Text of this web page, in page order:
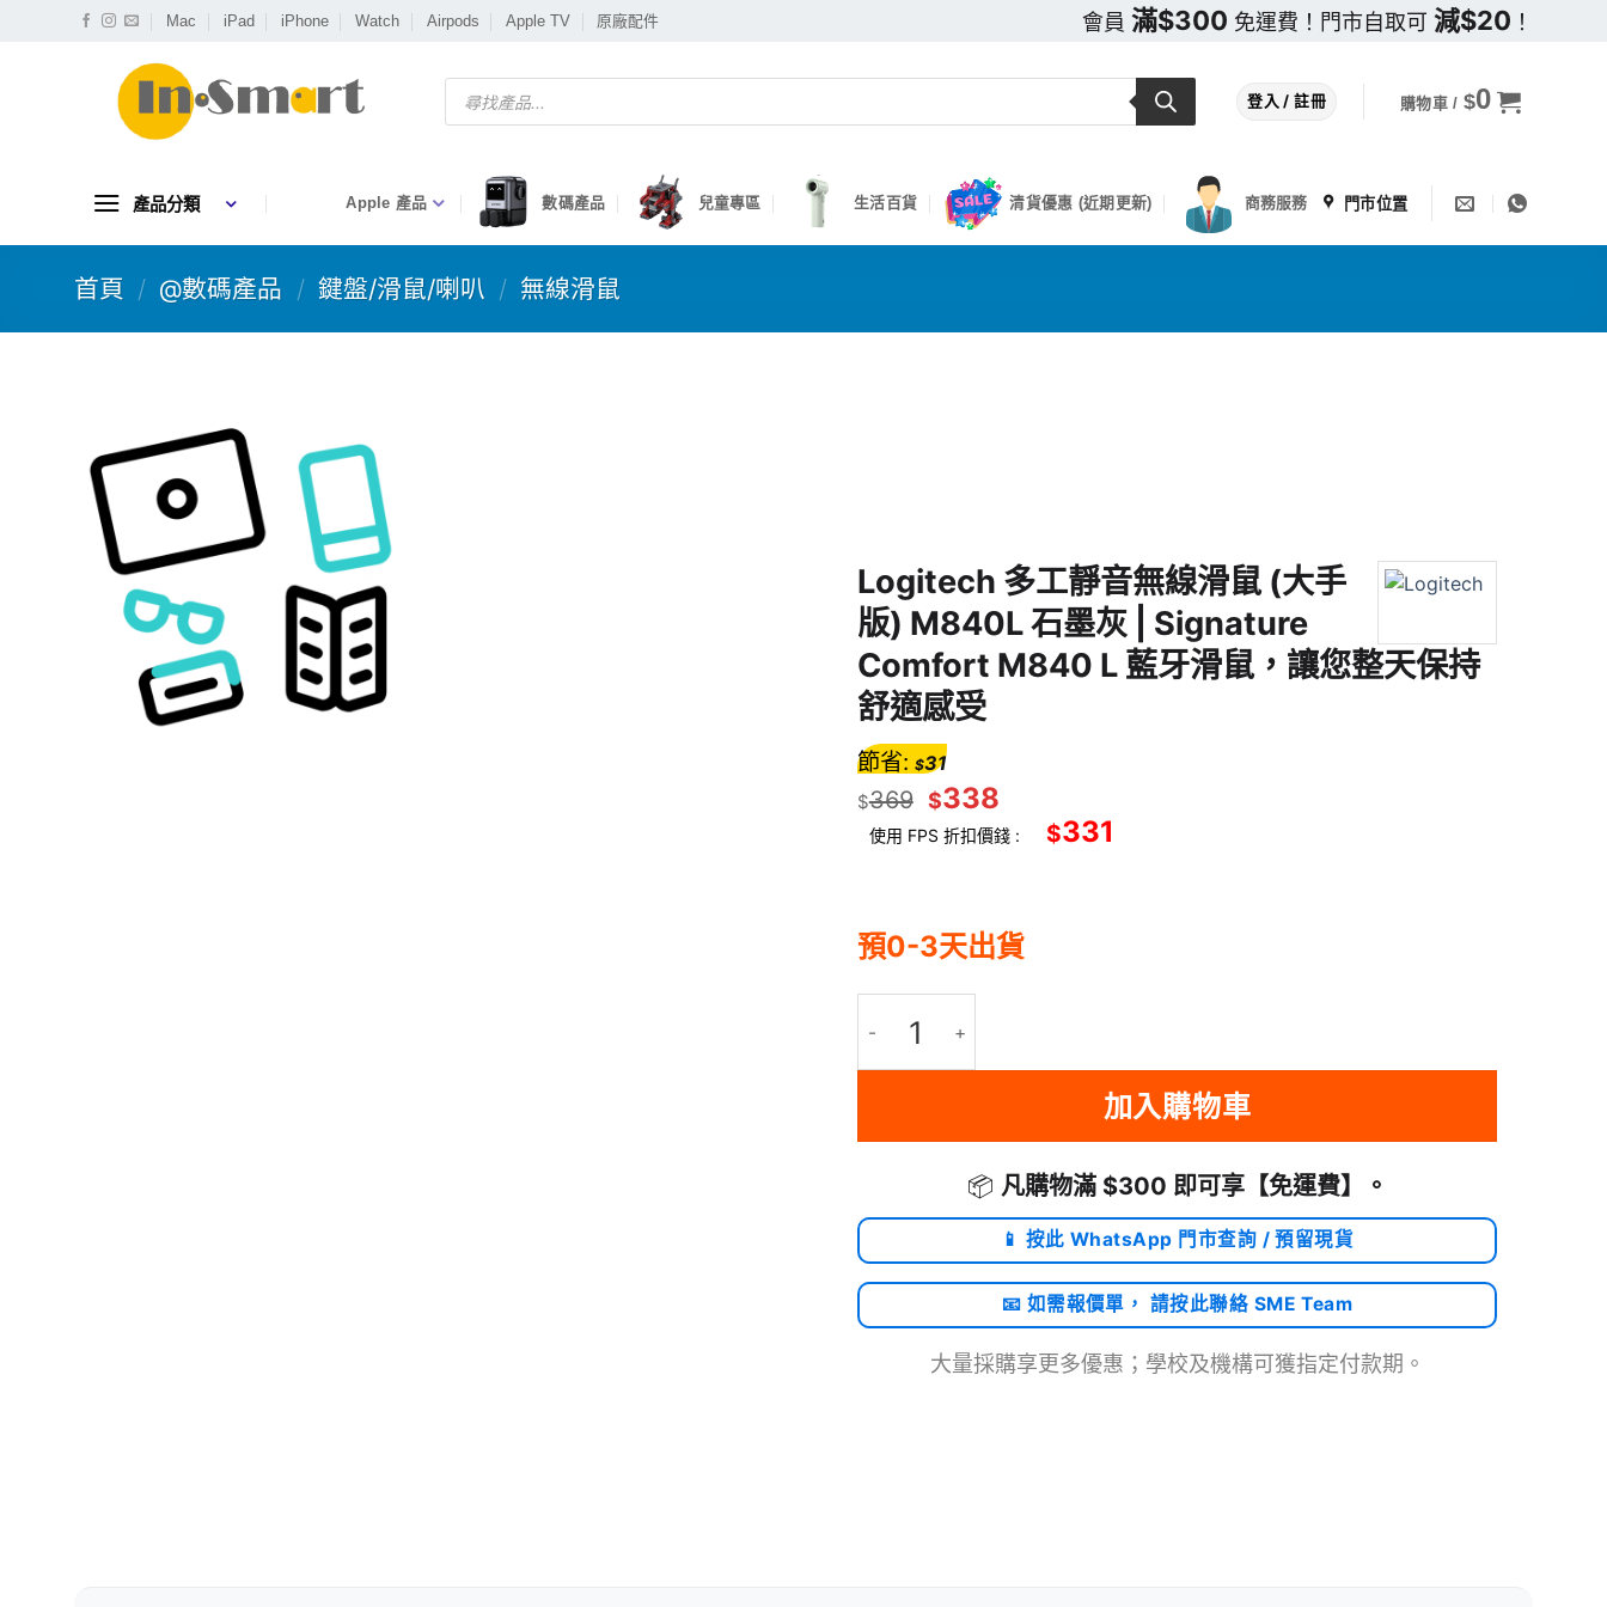
Mac iPad iPhone Watch Airpods Apple TV 原廠配件 會員 滿$300 免運費！門市自取可 減$20 ！
Products
search
登入 / 註冊 購物車 / $0
產品分類 Apple 產品 數碼產品 兒童專區 生活百貨 清貨優惠 (近期更新) 商務服務 門市位置
首頁 / @數碼產品 / 鍵盤/滑鼠/喇叭 / 無線滑鼠
Logitech 多工靜音無線滑鼠 (大手
版) M840L 石墨灰 | Signature
Comfort M840 L 藍牙滑鼠，讓您整天保持
舒適感受
$369 $338
節省: $31
使用 FPS 折扣價錢 : $331
預0-3天出貨
加入購物車
📦 凡購物滿 $300 即可享【免運費】 。
📱 按此 WhatsApp 門市查詢 / 預留現貨
📧 如需報價單， 請按此聯絡 SME Team
大量採購享更多優惠；學校及機構可獲指定付款期。